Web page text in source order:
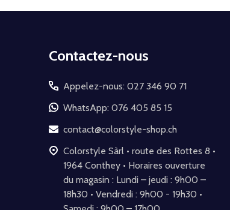
Contactez-nous
Appelez-nous: 027 346 90 71
WhatsApp: 076 405 85 15
contact@colorstyle-shop.ch
Colorstyle Sàrl • route des Rottes 8 •
1964 Conthey • Horaires ouverture
du magasin : Lundi – jeudi : 9h00 –
18h30 • Vendredi : 9h00 - 19h30 •